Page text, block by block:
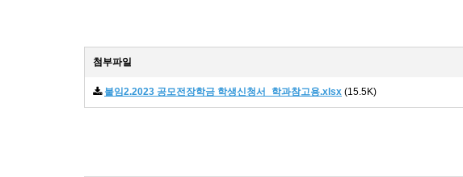
첨부파일
붙임2.2023 공모전장학금 학생신청서_학과참고용.xlsx (15.5K)